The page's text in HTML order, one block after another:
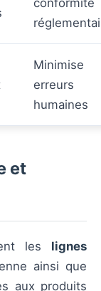
conformité
Minimise
erreurs
humaines
et
les lignes
ainsi que
aux produits